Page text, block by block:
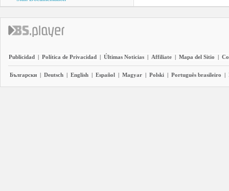
Publicidad | Política de Privacidad | Últimas Noticias | Affiliate | Mapa del Sitio |
Български | Deutsch | English | Español | Magyar | Polski | Português brasileiro |